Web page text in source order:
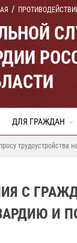
ДЛЯ ГРАЖДАН
С
И